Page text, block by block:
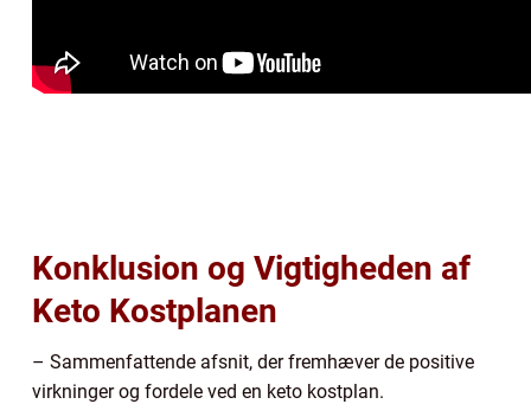
Konklusion og Vigtigheden af
Keto Kostplanen
– Sammenfattende afsnit, der fremhæver de positive
virkninger og fordele ved en keto kostplan.